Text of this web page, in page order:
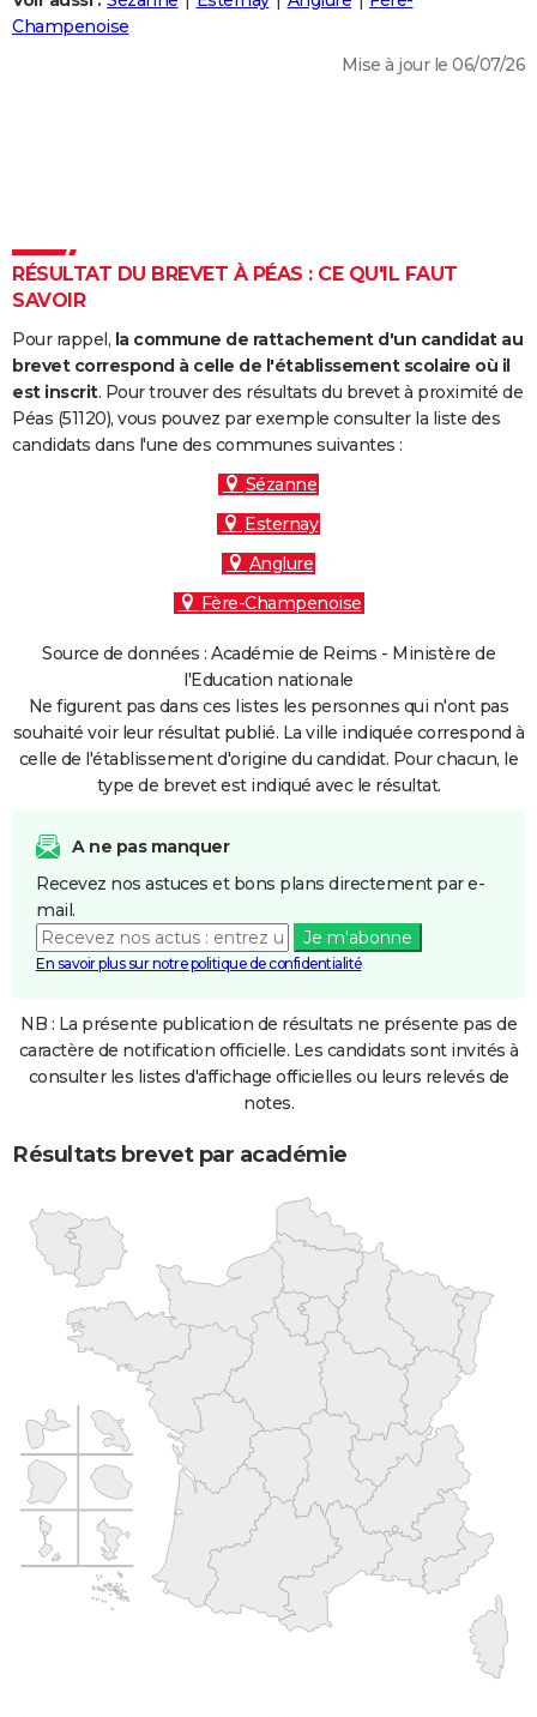
Destinations
City break
Voyage nature
Voyage de noces
Forum
Climat
+
PHOTO
Dictionnaire
Biographies
Citations
Expressions
Proverbes
PROGRAMME TV
S'inscrire
Se connecter
Lycées
Collèges
Primaires
Universités
Entreprises
Service militaire
Avis de recherche
AVIS DE DÉCÈS
FORUM
Champenoise
Mise à jour le 06/07/26
RÉSULTAT DU BREVET À PÉAS : CE QU'IL FAUT
SAVOIR
Pour rappel, la commune de rattachement d'un candidat au
brevet correspond à celle de l'établissement scolaire où il
est inscrit. Pour trouver des résultats du brevet à proximité de
Péas (51120), vous pouvez par exemple consulter la liste des
candidats dans l'une des communes suivantes :
Sézanne
Esternay
Anglure
Fère-Champenoise
Source de données : Académie de Reims - Ministère de
l'Education nationale
Ne figurent pas dans ces listes les personnes qui n'ont pas
souhaité voir leur résultat publié. La ville indiquée correspond à
celle de l'établissement d'origine du candidat. Pour chacun, le
type de brevet est indiqué avec le résultat.
A ne pas manquer
Recevez nos astuces et bons plans directement par e-
mail.
Je m'abonne
En savoir plus sur notre politique de confidentialité
NB : La présente publication de résultats ne présente pas de
caractère de notification officielle. Les candidats sont invités à
consulter les listes d'affichage officielles ou leurs relevés de
notes.
Résultats brevet par académie